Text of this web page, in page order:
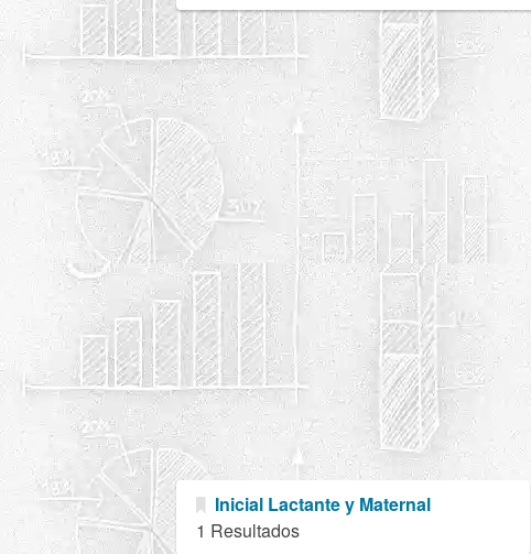
Inicial Lactante y Maternal
1 Resultados